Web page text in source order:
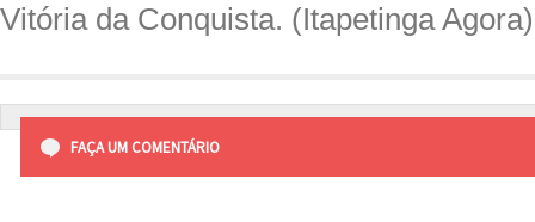
Vitória da Conquista. (Itapetinga Agora)
FAÇA UM COMENTÁRIO